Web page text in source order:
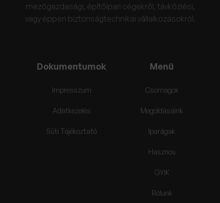
mezőgazdasági, építőipari cégekről, távközlési,
vagy éppen biztonságtechnikai vállalkozásokról.
Dokumentumok
Impresszum
Adatkezelés
Süti Tájékoztató
Menü
Csomagok
Megoldásaink
Iparágak
Hasznos
GYIK
Rólunk